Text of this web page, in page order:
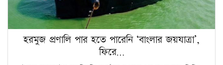
হরমুজ প্রণালি পার হতে পারেনি ‘বাংলার জয়যাত্রা’,
ফিরে…